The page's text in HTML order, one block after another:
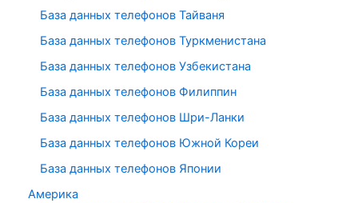
База данных телефонов Тайваня
База данных телефонов Туркменистана
База данных телефонов Узбекистана
База данных телефонов Филиппин
База данных телефонов Шри-Ланки
База данных телефонов Южной Кореи
База данных телефонов Японии
Америка